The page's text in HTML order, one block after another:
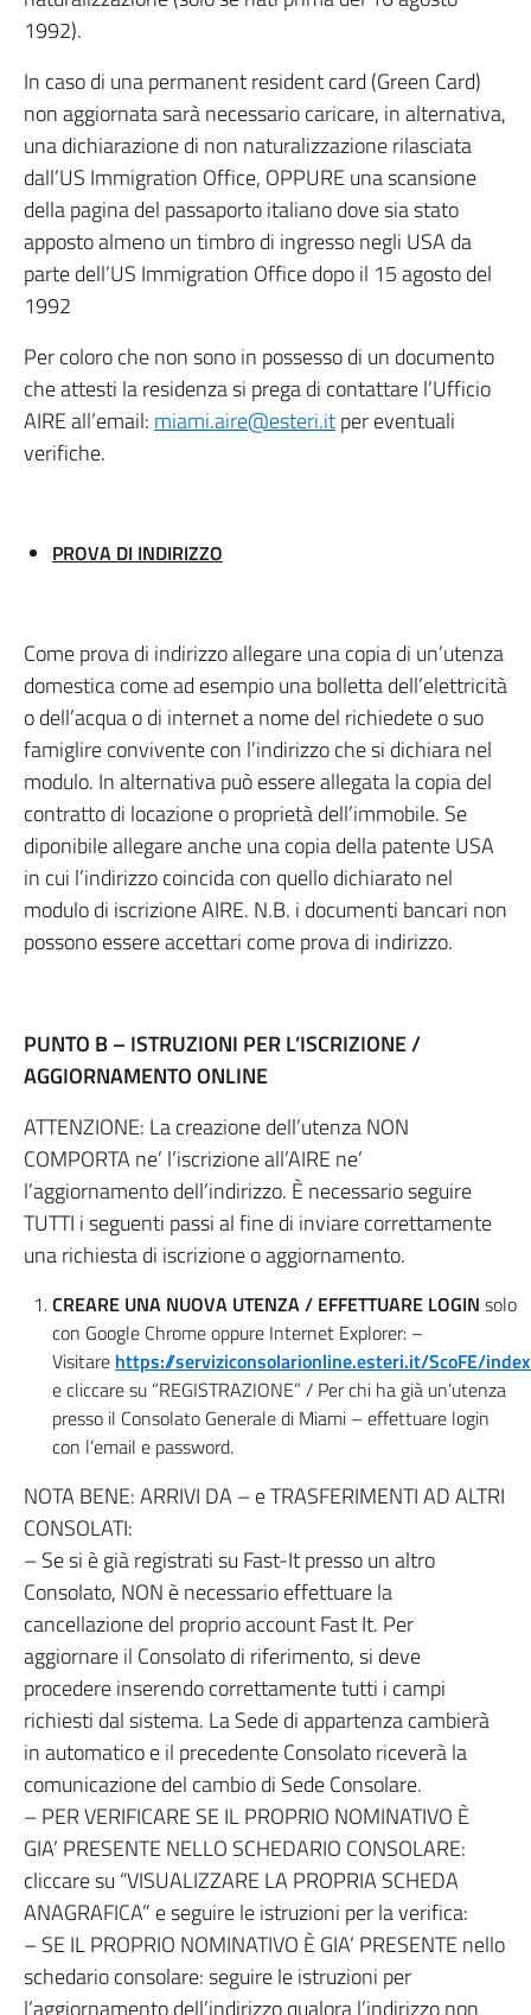
1992).
In caso di una permanent resident card (Green Card)
non aggiornata sarà necessario caricare, in alternativa,
una dichiarazione di non naturalizzazione rilasciata
dall’US Immigration Office, OPPURE una scansione
della pagina del passaporto italiano dove sia stato
apposto almeno un timbro di ingresso negli USA da
parte dell’US Immigration Office dopo il 15 agosto del
1992
Per coloro che non sono in possesso di un documento
che attesti la residenza si prega di contattare l’Ufficio
AIRE all’email: miami.aire@esteri.itper eventuali
verifiche.
PROVA DI INDIRIZZO
Come prova di indirizzo allegare una copia di un’utenza
domestica come ad esempio una bolletta dell’elettricità
o dell’acqua o di internet a nome del richiedete o suo
famiglire convivente con l’indirizzo che si dichiara nel
modulo. In alternativa può essere allegata la copia del
contratto di locazione o proprietà dell’immobile. Se
diponibile allegare anche una copia della patente USA
in cui l’indirizzo coincida con quello dichiarato nel
modulo di iscrizione AIRE. N.B. i documenti bancari non
possono essere accettari come prova di indirizzo.
PUNTO B – ISTRUZIONI PER L’ISCRIZIONE /
AGGIORNAMENTO ONLINE
ATTENZIONE: La creazione dell’utenza NON
COMPORTA ne’ l’iscrizione all’AIRE ne’
l’aggiornamento dell’indirizzo. È necessario seguire
TUTTI i seguenti passi al fine di inviare correttamente
una richiesta di iscrizione o aggiornamento.
CREARE UNA NUOVA UTENZA / EFFETTUARE LOGIN solo
con Google Chrome oppure Internet Explorer: –
Visitare https://serviziconsolarionline.esteri.it/ScoFE/
e cliccare su “REGISTRAZIONE” / Per chi ha già un’utenza
presso il Consolato Generale di Miami – effettuare login
con l’email e password.
NOTA BENE: ARRIVI DA – e TRASFERIMENTI AD ALTRI
CONSOLATI:
– Se si è già registrati su Fast-It presso un altro
Consolato, NON è necessario effettuare la
cancellazione del proprio account Fast It. Per
aggiornare il Consolato di riferimento, si deve
procedere inserendo correttamente tutti i campi
richiesti dal sistema. La Sede di appartenza cambierà
in automatico e il precedente Consolato riceverà la
comunicazione del cambio di Sede Consolare.
– PER VERIFICARE SE IL PROPRIO NOMINATIVO È
GIA’ PRESENTE NELLO SCHEDARIO CONSOLARE:
cliccare su “VISUALIZZARE LA PROPRIA SCHEDA
ANAGRAFICA” e seguire le istruzioni per la verifica:
– SE IL PROPRIO NOMINATIVO È GIA’ PRESENTE nello
schedario consolare: seguire le istruzioni per
l’aggiornamento dell’indirizzo qualora l’indirizzo non